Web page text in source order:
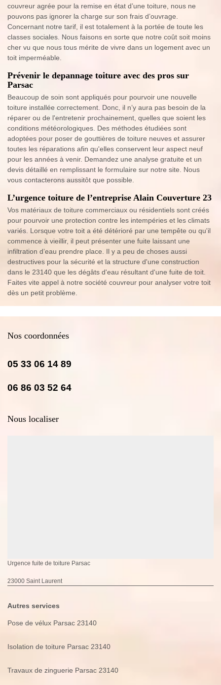
couvreur agrée pour la remise en état d’une toiture, nous ne
pouvons pas ignorer la charge sur son frais d’ouvrage.
Concernant notre tarif, il est totalement à la portée de toute les
classes sociales. Nous faisons en sorte que notre coût soit moins
cher vu que nous tous mérite de vivre dans un logement avec un
toit imperméable.
Prévenir le depannage toiture avec des pros sur
Parsac
Beaucoup de soin sont appliqués pour pourvoir une nouvelle
toiture installée correctement. Donc, il n’y aura pas besoin de la
réparer ou de l'entretenir prochainement, quelles que soient les
conditions météorologiques. Des méthodes étudiées sont
adoptées pour poser de gouttières de toiture neuves et assurer
toutes les réparations afin qu'elles conservent leur aspect neuf
pour les années à venir. Demandez une analyse gratuite et un
devis détaillé en remplissant le formulaire sur notre site. Nous
vous contacterons aussitôt que possible.
L’urgence toiture de l’entreprise Alain Couverture 23
Vos matériaux de toiture commerciaux ou résidentiels sont créés
pour pourvoir une protection contre les intempéries et les climats
variés. Lorsque votre toit a été détérioré par une tempête ou qu'il
commence à vieillir, il peut présenter une fuite laissant une
infiltration d’eau prendre place. Il y a peu de choses aussi
destructives pour la sécurité et la structure d'une construction
dans le 23140 que les dégâts d'eau résultant d'une fuite de toit.
Faites vite appel à notre société couvreur pour analyser votre toit
dès un petit problème.
Nos coordonnées
05 33 06 14 89
06 86 03 52 64
Nous localiser
Urgence fuite de toiture Parsac
23000 Saint Laurent
Autres services
Pose de vélux Parsac 23140
Isolation de toiture Parsac 23140
Travaux de zinguerie Parsac 23140